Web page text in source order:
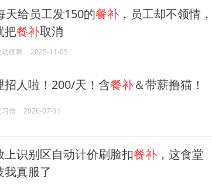
天给员工发150的餐补 ，员工却不领情，
把餐补取消
动画啊 2025-11-05
招人啦！200/天！含餐补＆带薪撸猫！
习僧 2026-07-31
上识别区自动计价刷脸扣餐补 ，这食堂
我真服了